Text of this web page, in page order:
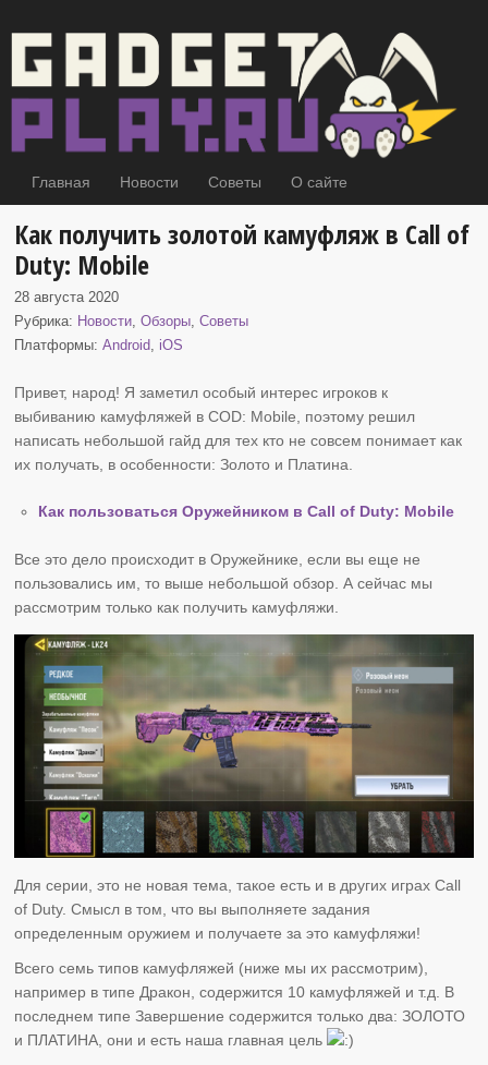
Главная Новости Советы О сайте
Как получить золотой камуфляж в Call of
Duty: Mobile
28 августа 2020
Рубрика: Новости,Обзоры,Советы
Платформы:Android, iOS
Привет, народ! Я заметил особый интерес игроков к
выбиванию камуфляжей в COD: Mobile, поэтому решил
написать небольшой гайд для тех кто не совсем понимает как
их получать, в особенности: Золото и Платина.
Как пользоваться Оружейником в Call of Duty: Mobile
Все это дело происходит в Оружейнике, если вы еще не
пользовались им, то выше небольшой обзор. А сейчас мы
рассмотрим только как получить камуфляжи.
Для серии, это не новая тема, такое есть и в других играх Call
of Duty. Смысл в том, что вы выполняете задания
определенным оружием и получаете за это камуфляжи!
Всего семь типов камуфляжей (ниже мы их рассмотрим),
например в типе Дракон, содержится 10 камуфляжей и т.д. В
последнем типе Завершение содержится только два: ЗОЛОТО
и ПЛАТИНА, они и есть наша главная цель